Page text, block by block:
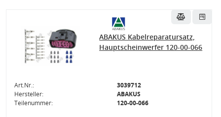
ABAKUS Kabelreparatursatz,
Hauptscheinwerfer 120-00-066
Art.Nr.:
3039712
Hersteller:
ABAKUS
Teilenummer:
120-00-066